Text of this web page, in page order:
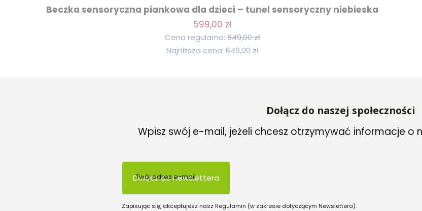
Beczka sensoryczna piankowa dla dzieci – tunel sensoryczny niebieska
599,00 zł
Cena regularna: 649,00 zł
Najniższa cena: 649,00 zł
Dołącz do naszej społeczności
Wpisz swój e-mail, jeżeli chcesz otrzymywać informacje o
Twój adres e-mail
Dołącz do newslettera
Zapisując się, akceptujesz nasz Regulamin (w zakresie dotyczącym Newslettera).